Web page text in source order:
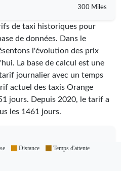
300 Miles
de taxi historiques pour
de données. Dans le
l'évolution des prix
La base de calcul est une
journalier avec un temps
actuel des taxis Orange
jours. Depuis 2020, le tarif a
les 1461 jours.
Distance Temps d'attente